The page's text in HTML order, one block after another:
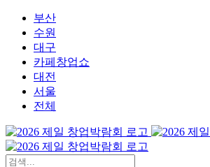
부산
수원
대구
카페창업쇼
대전
서울
전체
검